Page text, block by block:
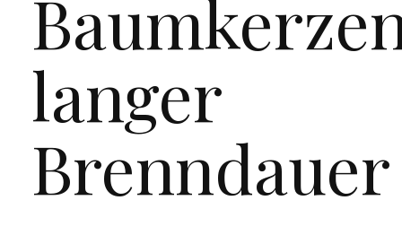
langer
Brenndauer